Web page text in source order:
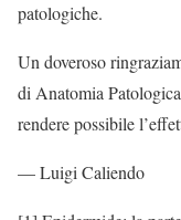
patologiche.
Un doveroso
di Anatomia
rendere possibile
— LuigiCaliendo